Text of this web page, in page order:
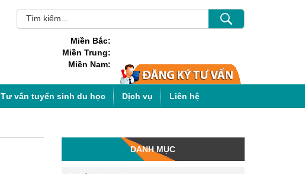
Miền Bắc:
Miền Trung:
Miền Nam:
Tư vấn tuyển sinh du học Dịch vụ Liên hệ
DANH MỤC